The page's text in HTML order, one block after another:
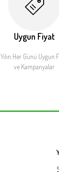
Uygun Fiyat
Yılın Her Günü Uygun
ve Kampanyalar